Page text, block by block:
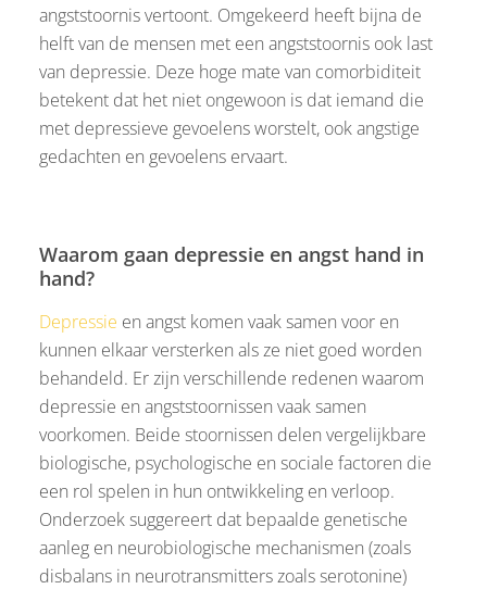
angststoornis vertoont. Omgekeerd heeft bijna de
helft van de mensen met een angststoornis ook last
van depressie. Deze hoge mate van comorbiditeit
betekent dat het niet ongewoon is dat iemand die
met depressieve gevoelens worstelt, ook angstige
gedachten en gevoelens ervaart.
Waarom gaan depressie en angst hand in
hand?
Depressie en angst komen vaak samen voor en
kunnen elkaar versterken als ze niet goed worden
behandeld. Er zijn verschillende redenen waarom
depressie en angststoornissen vaak samen
voorkomen. Beide stoornissen delen vergelijkbare
biologische, psychologische en sociale factoren die
een rol spelen in hun ontwikkeling en verloop.
Onderzoek suggereert dat bepaalde genetische
aanleg en neurobiologische mechanismen (zoals
disbalans in neurotransmitters zoals serotonine)